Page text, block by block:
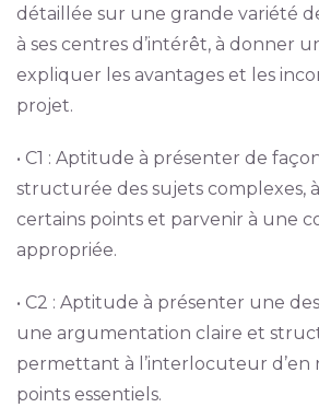
détaillée sur une grande variété
à ses centres d’intérêt, à donner
expliquer les avantages et les
projet.
• C1 : Aptitude à présenter de
structurée des sujets complexes,
certains points et parvenir à une
appropriée.
• C2 : Aptitude à présenter une
une argumentation claire et
permettant à l’interlocuteur d’en
points essentiels.